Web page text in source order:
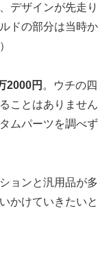
デザインが先走り
ドの部分は当時か
2000円 。ウチの四
ことはありません
ムパーツを調べず
ョンと汎用品が多
かけていきたいと